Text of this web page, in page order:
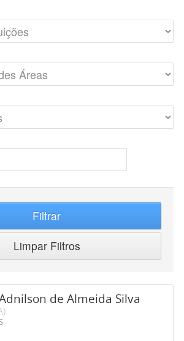
Filtrar
Limpar Filtros
de Almeida Silva